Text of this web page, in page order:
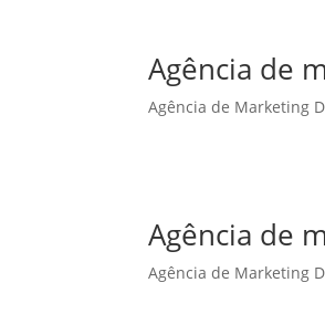
Agência de
Agência de Marketing
Agência de
Agência de Marketing